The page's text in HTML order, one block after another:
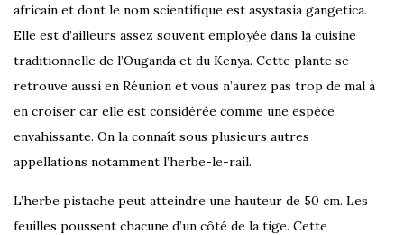
africain et dont le nom scientifique est asystasia gangetica.
Elle est d’ailleurs assez souvent employée dans la cuisine
traditionnelle de l’Ouganda et du Kenya. Cette plante se
retrouve aussi en Réunion et vous n’aurez pas trop de mal à
en croiser car elle est considérée comme une espèce
envahissante. On la connaît sous plusieurs autres
appellations notamment l’herbe-le-rail.
L’herbe pistache peut atteindre une hauteur de 50 cm. Les
feuilles poussent chacune d’un côté de la tige. Cette